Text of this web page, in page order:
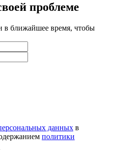
проблеме
в ближайшее время, чтобы
данных в
политики